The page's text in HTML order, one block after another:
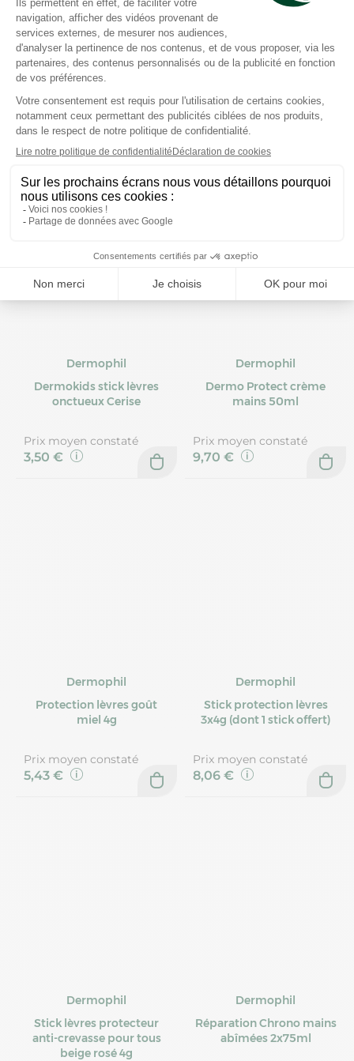
Dermophil
Dermokids stick lèvres
onctueux Mandarine
Prix moyen constaté
3,48 €
Dermophil
Protection lèvres goût
Prix moyen constaté
4,93 €
Dermophil
Dermokids stick lèvres
onctueux Cerise
Prix moyen constaté
3,50 €
Dermophil
Dermo Protect crème
mains 50ml
Prix moyen constaté
9,70 €
Dermophil
Protection lèvres goût
miel 4g
Prix moyen constaté
5,43 €
Dermophil
Stick protection lèvres
3x4g (dont 1 stick offert)
Prix moyen constaté
8,06 €
Dermophil
Stick lèvres protecteur
anti-crevasse pour tous
beige rosé 4g
Dermophil
Réparation Chrono mains
abîmées 2x75ml